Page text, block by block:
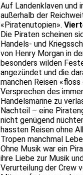
Auf Landenklaven und
außerhalb der
«Piratenutopien».
Die Piraten scheinen
Handels- und
von Henry Morgan in
besonders wilden
angezündet und die
manchen Reisen
Versprechen des
Handelsmarine zu
Nachteil – eine
nicht genügend
hassten Reisen ohne
Tropen manchmal
Ohne Musik war ein
ihre Liebe zur Musik
Verurteilung der Crew